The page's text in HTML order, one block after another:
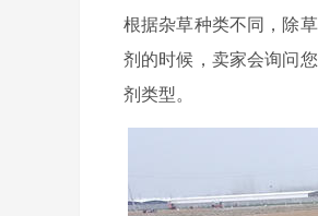
根据杂草种类不同，除
剂的时候，卖家会询问
剂类型。